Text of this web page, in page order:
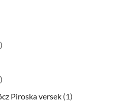
Piroska versek (1)